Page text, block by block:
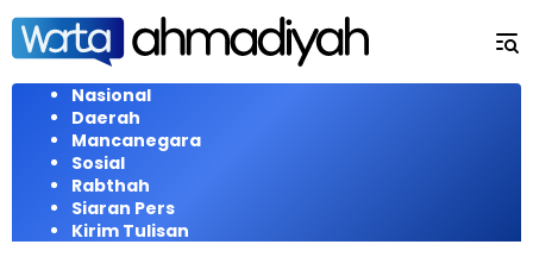
Langsung
konten
Nasional
Daerah
Mancanegara
Sosial
Rabthah
Siaran Pers
Kirim Tulisan